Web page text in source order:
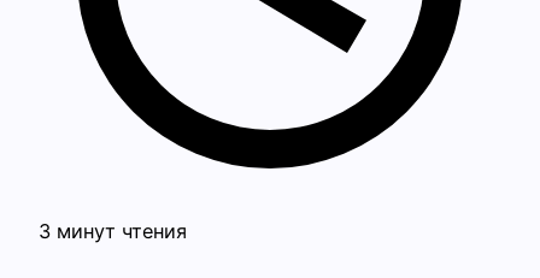
3 минут чтения